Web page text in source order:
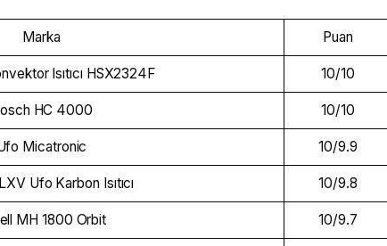
Marka Puan
Isıtıcı HSX2324F 10/10
HC 4000 10/10
Micatronic 10/9.9
Ufo Karbon Isıtıcı 10/9.8
MH 1800 Orbit 10/9.7